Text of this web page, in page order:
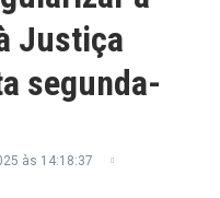
Justiça
segunda-
às 14:18:37